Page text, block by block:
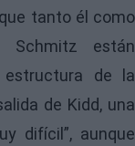
tanto él como
Schmitz están
estructura de la
de Kidd, una
difícil”, aunque